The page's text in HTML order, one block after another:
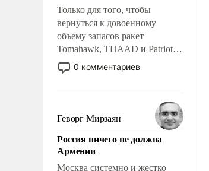
Только для того, чтобы
вернуться к довоенному
объему запасов ракет
Tomahawk, THAAD и Patriot
США потребуется более трех
лет. Даже небольшая война с
Сложившаяся ситуация
означает многолетний период
уязвимости США, например,
перед Китаем.
0 комментариев
Геворг Мирзаян
Россия ничего не должна
Армении
Москва системно и жестко